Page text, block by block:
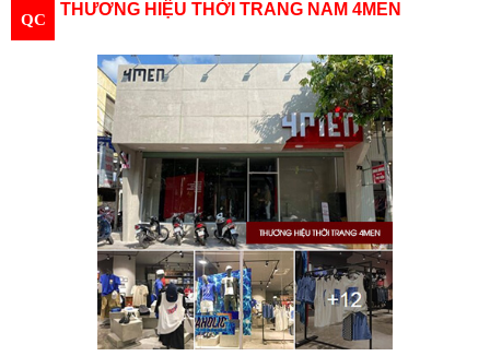
QC
THƯƠNG HIỆU THỜI TRANG NAM 4MEN